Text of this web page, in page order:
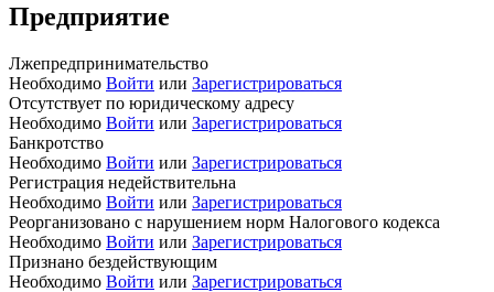
Предприятие
Лжепредпринимательство
Необходимо Войти или Зарегистрироваться
Отсутствует по юридическому адресу
Необходимо Войти или Зарегистрироваться
Банкротство
Необходимо Войти или Зарегистрироваться
Регистрация недействительна
Необходимо Войти или Зарегистрироваться
Реорганизовано с нарушением норм Налогового кодекса
Необходимо Войти или Зарегистрироваться
Признано бездействующим
Необходимо Войти или Зарегистрироваться